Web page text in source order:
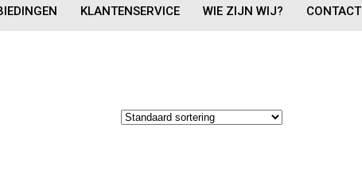
KLANTENSERVICE WIE ZIJN WIJ? CONTACT